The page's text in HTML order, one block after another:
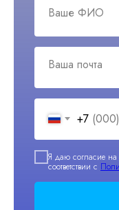
Ваше ФИО
Ваша почта
+7
Я даю согласие на
соответствии с